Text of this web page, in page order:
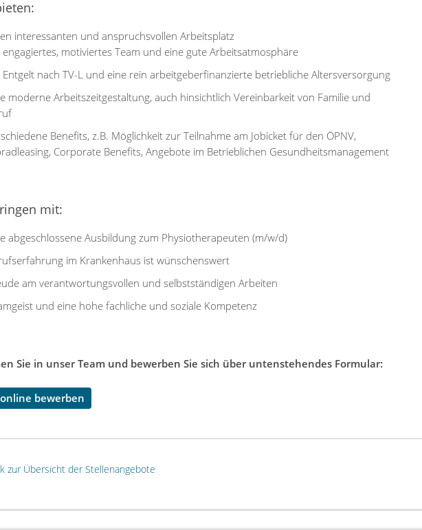
interessanten und anspruchsvollen Arbeitsplatz
engagiertes, motiviertes Team und eine gute Arbeitsatmosphäre
Entgelt nach TV-L und eine rein arbeitgeberfinanzierte betriebliche Altersversorgung
moderne Arbeitszeitgestaltung, auch hinsichtlich Vereinbarkeit von Familie und
Benefits, z.B. Möglichkeit zur Teilnahme am Jobicket für den ÖPNV,
Corporate Benefits, Angebote im Betrieblichen Gesundheitsmanagement
mit:
abgeschlossene Ausbildung zum Physiotherapeuten (m/w/d)
im Krankenhaus ist wünschenswert
am verantwortungsvollen und selbstständigen Arbeiten
und eine hohe fachliche und soziale Kompetenz
Sie in unser Team und bewerben Sie sich über untenstehendes Formular:
bewerben
zur Übersicht der Stellenangebote